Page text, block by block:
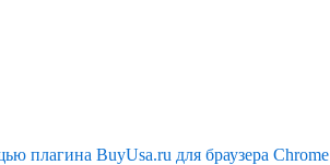
плагина BuyUsa.ru для браузера Chrome